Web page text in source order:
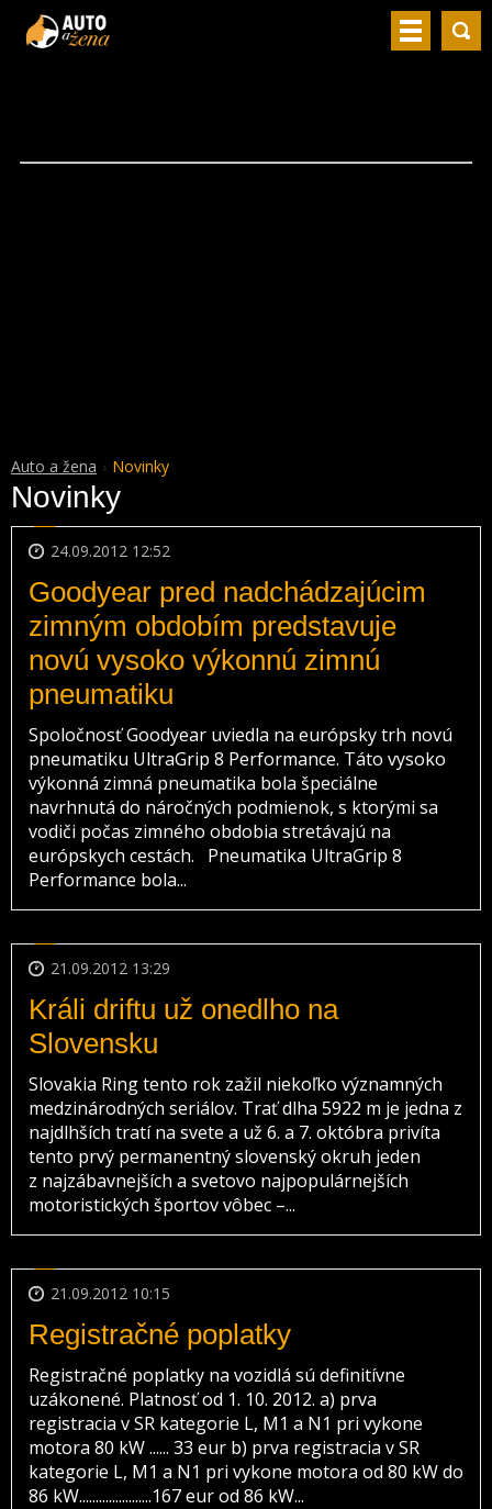
Auto a žena Novinky
Novinky
24.09.2012 12:52
Goodyear pred nadchádzajúcim
zimným obdobím predstavuje
novú vysoko výkonnú zimnú
pneumatiku
Spoločnosť Goodyear uviedla na európsky trh novú
pneumatiku UltraGrip 8 Performance. Táto vysoko
výkonná zimná pneumatika bola špeciálne
navrhnutá do náročných podmienok, s ktorými sa
vodiči počas zimného obdobia stretávajú na
európskych cestách. Pneumatika UltraGrip 8
Performance bola...
21.09.2012 13:29
Králi driftu už onedlho na
Slovensku
Slovakia Ring tento rok zažil niekoľko významných
medzinárodných seriálov. Trať dlha 5922 m je jedna z
najdlhších tratí na svete a už 6. a 7. októbra privíta
tento prvý permanentný slovenský okruh jeden
z najzábavnejších a svetovo najpopulárnejších
motoristických športov vôbec –...
21.09.2012 10:15
Registračné poplatky
Registračné poplatky na vozidlá sú definitívne
uzákonené. Platnosť od 1. 10. 2012. a) prva
registracia v SR kategorie L, M1 a N1 pri vykone
motora 80 kW ...... 33 eur b) prva registracia v SR
kategorie L, M1 a N1 pri vykone motora od 80 kW do
86 kW......................167 eur od 86 kW...